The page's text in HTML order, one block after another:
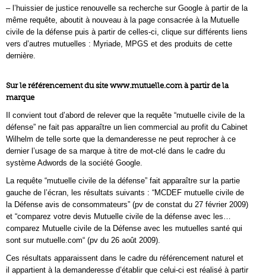
– l’huissier de justice renouvelle sa recherche sur Google à partir de la
même requête, aboutit à nouveau à la page consacrée à la Mutuelle
civile de la défense puis à partir de celles-ci, clique sur différents liens
vers d’autres mutuelles : Myriade, MPGS et des produits de cette
dernière.
Sur le référencement du site www.mutuelle.com à partir de la
marque
Il convient tout d’abord de relever que la requête “mutuelle civile de la
défense” ne fait pas apparaître un lien commercial au profit du Cabinet
Wilhelm de telle sorte que la demanderesse ne peut reprocher à ce
dernier l’usage de sa marque à titre de mot-clé dans le cadre du
système Adwords de la société Google.
La requête “mutuelle civile de la défense” fait apparaître sur la partie
gauche de l’écran, les résultats suivants : “MCDEF mutuelle civile de
la Défense avis de consommateurs” (pv de constat du 27 février 2009)
et “comparez votre devis Mutuelle civile de la défense avec les…
comparez Mutuelle civile de la Défense avec les mutuelles santé qui
sont sur mutuelle.com“ (pv du 26 août 2009).
Ces résultats apparaissent dans le cadre du référencement naturel et
il appartient à la demanderesse d’établir que celui-ci est réalisé à partir